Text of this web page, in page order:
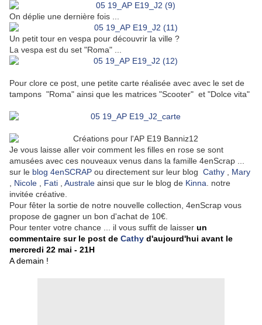
On déplie une dernière fois ...
Un petit tour en vespa pour découvrir la ville ?
La vespa est du set "Roma" ...
Pour clore ce post, une petite carte réalisée avec avec le set de
tampons "Roma" ainsi que les matrices "Scooter" et "Dolce vita"
Je vous laisse aller voir comment les filles en rose se sont
amusées avec ces nouveaux venus dans la famille 4enScrap ...
sur le blog 4enSCRAP ou directement sur leur blog Cathy
Mary
Nicole Fati Australe ainsi que sur le blog de Kinna . notre
invitée créative.
Pour fêter la sortie de notre nouvelle collection, 4enScrap vous
propose de gagner un bon d'achat de 10€.
Pour tenter votre chance ... il vous suffit de laisser un
commentaire sur le post de Cathy d'aujourd'hui avant le
mercredi 22 mai - 21H
A demain !